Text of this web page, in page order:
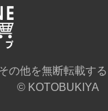
の他を無断転載す
© KOTOBUKIYA